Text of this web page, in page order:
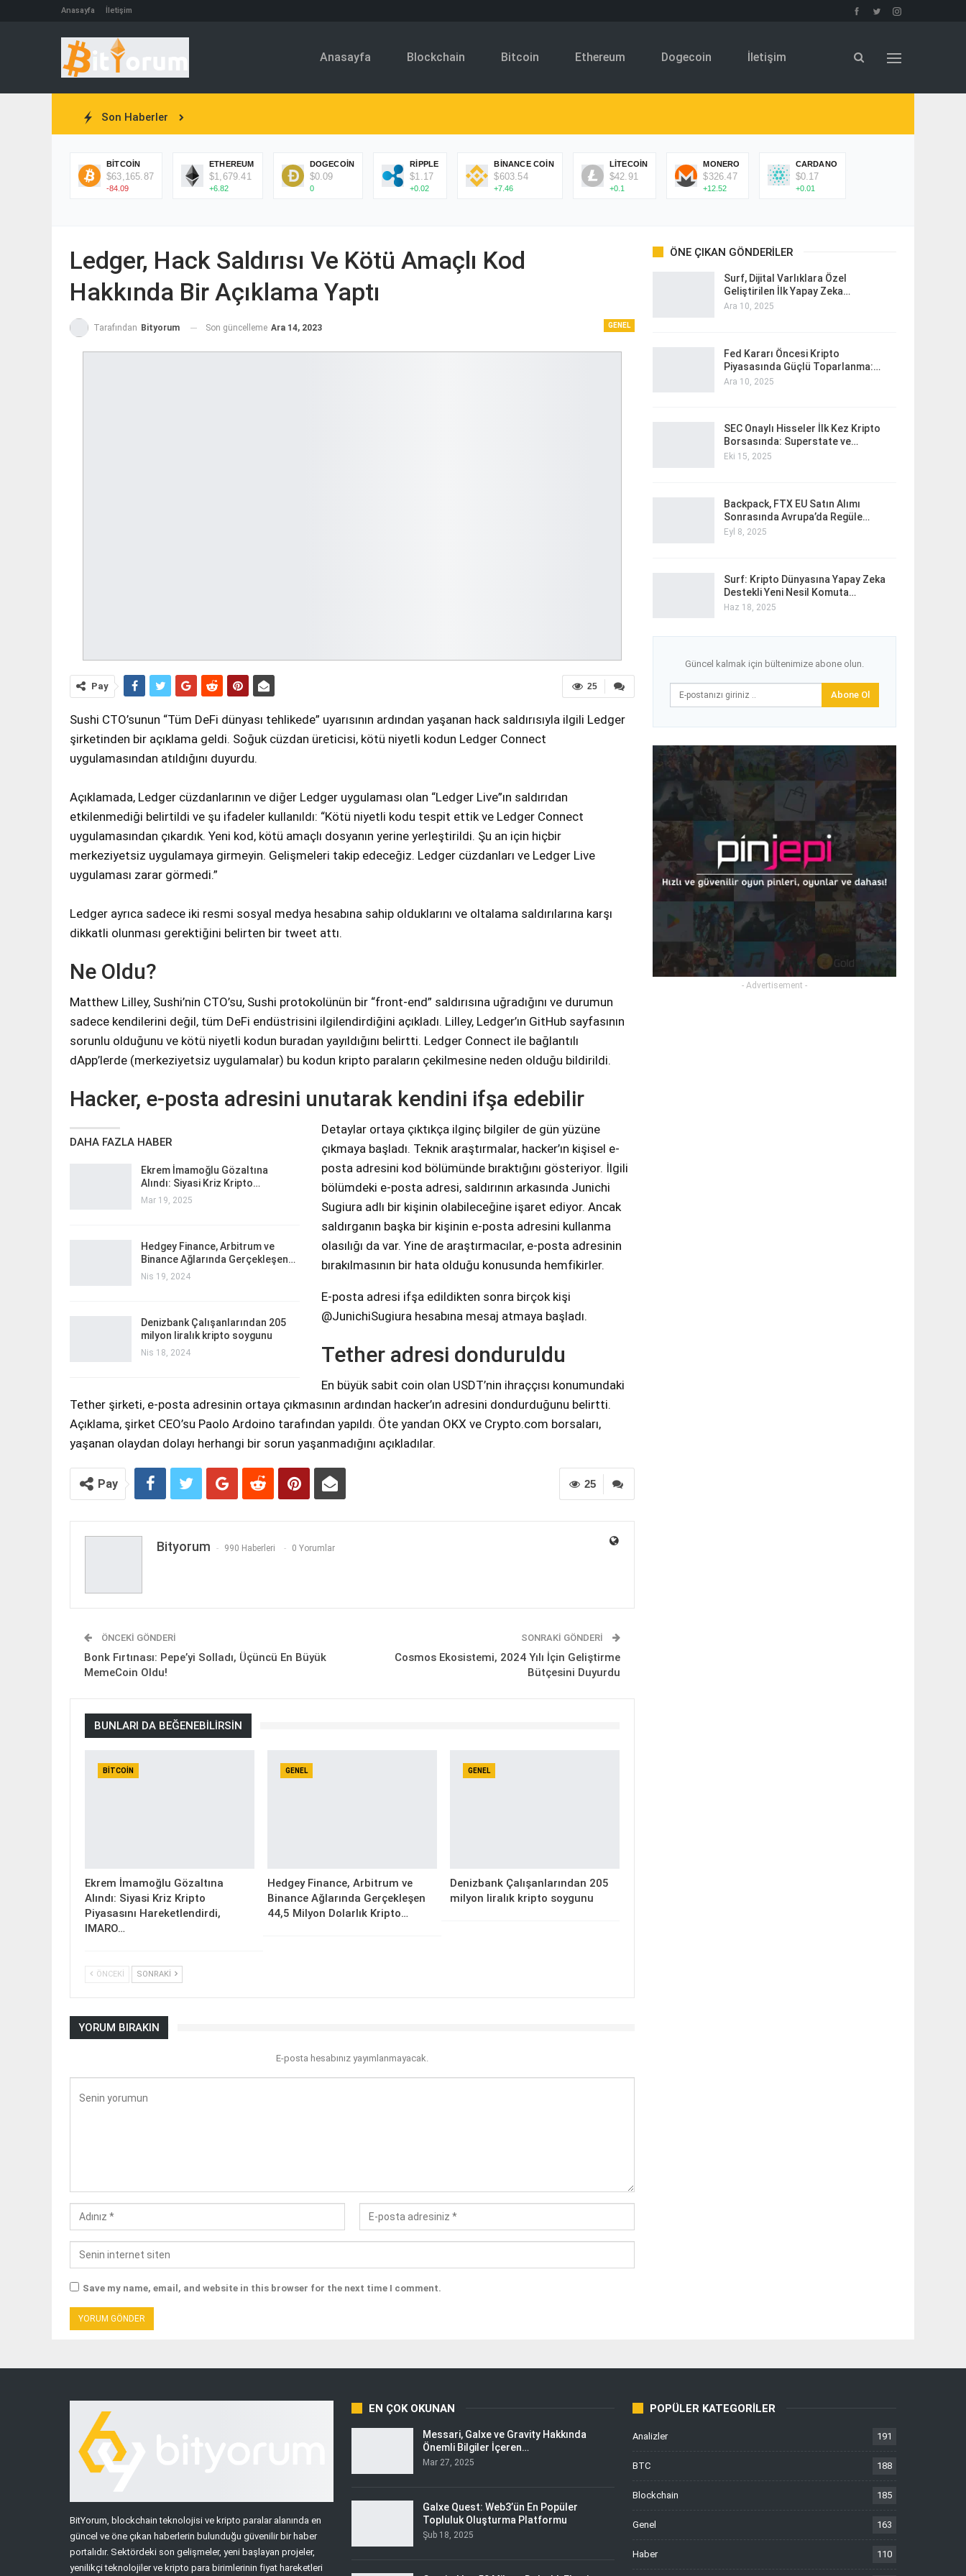
Anasayfa İletişim
Anasayfa Blockchain Bitcoin Ethereum Dogecoin İletişim
Son Haberler
BITCOIN
$63,165.87
-84.09
ETHEREUM
$1,679.41
+6.82
DOGECOIN
$0.09
0
RIPPLE
$1.17
+0.02
BINANCE COIN
$603.54
+7.46
LITECOIN
$42.91
+0.1
MONERO
$326.47
+12.52
CARDANO
$0.17
+0.01
Ledger, Hack Saldırısı Ve Kötü Amaçlı Kod
Hakkında Bir Açıklama Yaptı
GENEL
Tarafından Bityorum Son güncelleme Ara 14, 2023
25
Pay
Sushi CTO’sunun “Tüm DeFi dünyası tehlikede” uyarısının ardından yaşanan hack saldırısıyla ilgili Ledger
şirketinden bir açıklama geldi. Soğuk cüzdan üreticisi, kötü niyetli kodun Ledger Connect
uygulamasından atıldığını duyurdu.
Açıklamada, Ledger cüzdanlarının ve diğer Ledger uygulaması olan “Ledger Live”ın saldırıdan
etkilenmediği belirtildi ve şu ifadeler kullanıldı: “Kötü niyetli kodu tespit ettik ve Ledger Connect
uygulamasından çıkardık. Yeni kod, kötü amaçlı dosyanın yerine yerleştirildi. Şu an için hiçbir
merkeziyetsiz uygulamaya girmeyin. Gelişmeleri takip edeceğiz. Ledger cüzdanları ve Ledger Live
uygulaması zarar görmedi.”
Ledger ayrıca sadece iki resmi sosyal medya hesabına sahip olduklarını ve oltalama saldırılarına karşı
dikkatli olunması gerektiğini belirten bir tweet attı.
Ne Oldu?
Matthew Lilley, Sushi’nin CTO’su, Sushi protokolünün bir “front-end” saldırısına uğradığını ve durumun
sadece kendilerini değil, tüm DeFi endüstrisini ilgilendirdiğini açıkladı. Lilley, Ledger’ın GitHub sayfasının
sorunlu olduğunu ve kötü niyetli kodun buradan yayıldığını belirtti. Ledger Connect ile bağlantılı
dApp’lerde (merkeziyetsiz uygulamalar) bu kodun kripto paraların çekilmesine neden olduğu bildirildi.
Hacker, e-posta adresini unutarak kendini ifşa edebilir
DAHA FAZLA HABER
Ekrem İmamoğlu Gözaltına
Alındı: Siyasi Kriz Kripto…
Mar 19, 2025
Hedgey Finance, Arbitrum ve
Binance Ağlarında Gerçekleşen…
Nis 19, 2024
Denizbank Çalışanlarından 205
milyon liralık kripto soygunu
Nis 18, 2024
Detaylar ortaya çıktıkça ilginç bilgiler de gün yüzüne
çıkmaya başladı. Teknik araştırmalar, hacker’ın kişisel e-
posta adresini kod bölümünde bıraktığını gösteriyor. İlgili
bölümdeki e-posta adresi, saldırının arkasında Junichi
Sugiura adlı bir kişinin olabileceğine işaret ediyor. Ancak
saldırganın başka bir kişinin e-posta adresini kullanma
olasılığı da var. Yine de araştırmacılar, e-posta adresinin
bırakılmasının bir hata olduğu konusunda hemfikirler.
E-posta adresi ifşa edildikten sonra birçok kişi
@JunichiSugiura hesabına mesaj atmaya başladı.
Tether adresi donduruldu
En büyük sabit coin olan USDT’nin ihraççısı konumundaki
Tether şirketi, e-posta adresinin ortaya çıkmasının ardından hacker’ın adresini dondurduğunu belirtti.
Açıklama, şirket CEO’su Paolo Ardoino tarafından yapıldı. Öte yandan OKX ve Crypto.com borsaları,
yaşanan olaydan dolayı herhangi bir sorun yaşanmadığını açıkladılar.
25
Pay
Bityorum 990 Haberleri 0 Yorumlar
ÖNCEKI GÖNDERI
Bonk Fırtınası: Pepe’yi Solladı, Üçüncü En Büyük
MemeCoin Oldu!
SONRAKI GÖNDERI
Cosmos Ekosistemi, 2024 Yılı İçin Geliştirme
Bütçesini Duyurdu
BUNLARI DA BEĞENEBILIRSIN
BITCOIN
Ekrem İmamoğlu Gözaltına
Alındı: Siyasi Kriz Kripto
Piyasasını Hareketlendirdi,
IMARO…
GENEL
Hedgey Finance, Arbitrum ve
Binance Ağlarında Gerçekleşen
44,5 Milyon Dolarlık Kripto…
GENEL
Denizbank Çalışanlarından 205
milyon liralık kripto soygunu
ÖNCEKI SONRAKI
YORUM BIRAKIN
E-posta hesabınız yayımlanmayacak.
Save my name, email, and website in this browser for the next time I comment.
ÖNE ÇIKAN GÖNDERILER
Surf, Dijital Varlıklara Özel
Geliştirilen İlk Yapay Zeka…
Ara 10, 2025
Fed Kararı Öncesi Kripto
Piyasasında Güçlü Toparlanma:…
Ara 10, 2025
SEC Onaylı Hisseler İlk Kez Kripto
Borsasında: Superstate ve…
Eki 15, 2025
Backpack, FTX EU Satın Alımı
Sonrasında Avrupa’da Regüle…
Eyl 8, 2025
Surf: Kripto Dünyasına Yapay Zeka
Destekli Yeni Nesil Komuta…
Haz 18, 2025
Güncel kalmak için bültenimize abone olun.
Abone Ol
- Advertisement -
BitYorum, blockchain teknolojisi ve kripto paralar alanında en
güncel ve öne çıkan haberlerin bulunduğu güvenilir bir haber
portalıdır. Sektördeki son gelişmeler, yeni başlayan projeler,
yenilikçi teknolojiler ve kripto para birimlerinin fiyat hareketleri
EN ÇOK OKUNAN
Messari, Galxe ve Gravity Hakkında
Önemli Bilgiler İçeren…
Mar 27, 2025
Galxe Quest: Web3’ün En Popüler
Topluluk Oluşturma Platformu
Şub 18, 2025
POPÜLER KATEGORILER
Analizler 191
BTC 188
Blockchain 185
Genel 163
Haber 110